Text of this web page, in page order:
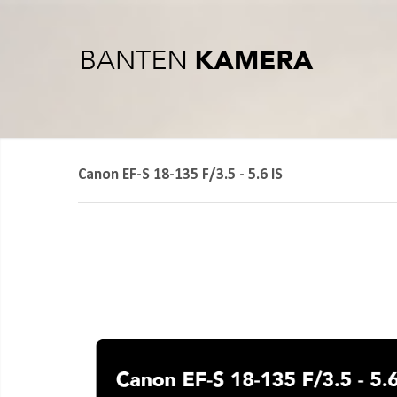
Canon EF-S 18-135 F/3.5 - 5.6 IS